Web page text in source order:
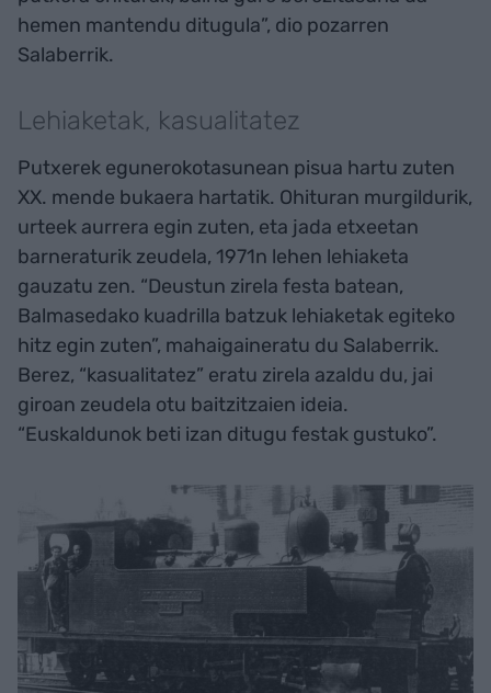
hemen mantendu ditugula”, dio pozarren
Salaberrik.
Lehiaketak, kasualitatez
Putxerek egunerokotasunean pisua hartu zuten
XX. mende bukaera hartatik. Ohituran murgildurik,
urteek aurrera egin zuten, eta jada etxeetan
barneraturik zeudela, 1971n lehen lehiaketa
gauzatu zen. “Deustun zirela festa batean,
Balmasedako kuadrilla batzuk lehiaketak egiteko
hitz egin zuten”, mahaigaineratu du Salaberrik.
Berez, “kasualitatez” eratu zirela azaldu du, jai
giroan zeudela otu baitzitzaien ideia.
“Euskaldunok beti izan ditugu festak gustuko”.